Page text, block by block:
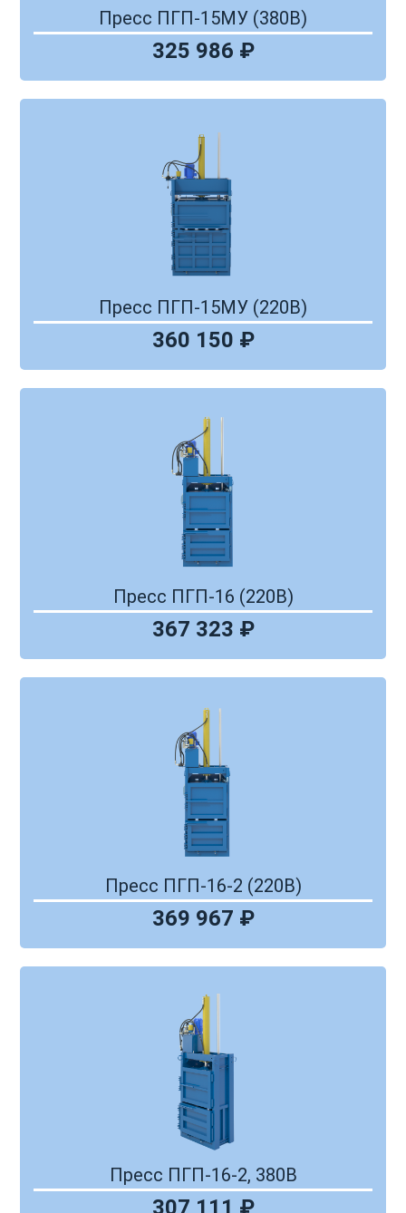
Пресс ПГП-15МУ (380В)
325 986 ₽
Пресс ПГП-15МУ (220В)
360 150 ₽
Пресс ПГП-16 (220В)
367 323 ₽
Пресс ПГП-16-2 (220В)
369 967 ₽
Пресс ПГП-16-2, 380В
307 111 ₽